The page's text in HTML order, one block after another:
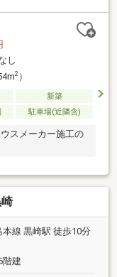
し
2）
新築
駐車場(近隣含)
スメーカー施工の
本線 黒崎駅 徒歩10分
階建